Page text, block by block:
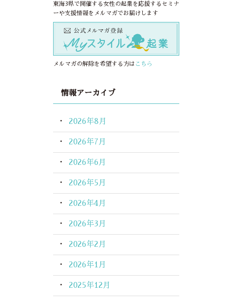
東海3県で開催する女性の起業を応援するセミナ
ーや支援情報をメルマガでお届けします
メルマガの解除を希望する方は こちら
情報アーカイブ
2026年8月
2026年7月
2026年6月
2026年5月
2026年4月
2026年3月
2026年2月
2026年1月
2025年12月